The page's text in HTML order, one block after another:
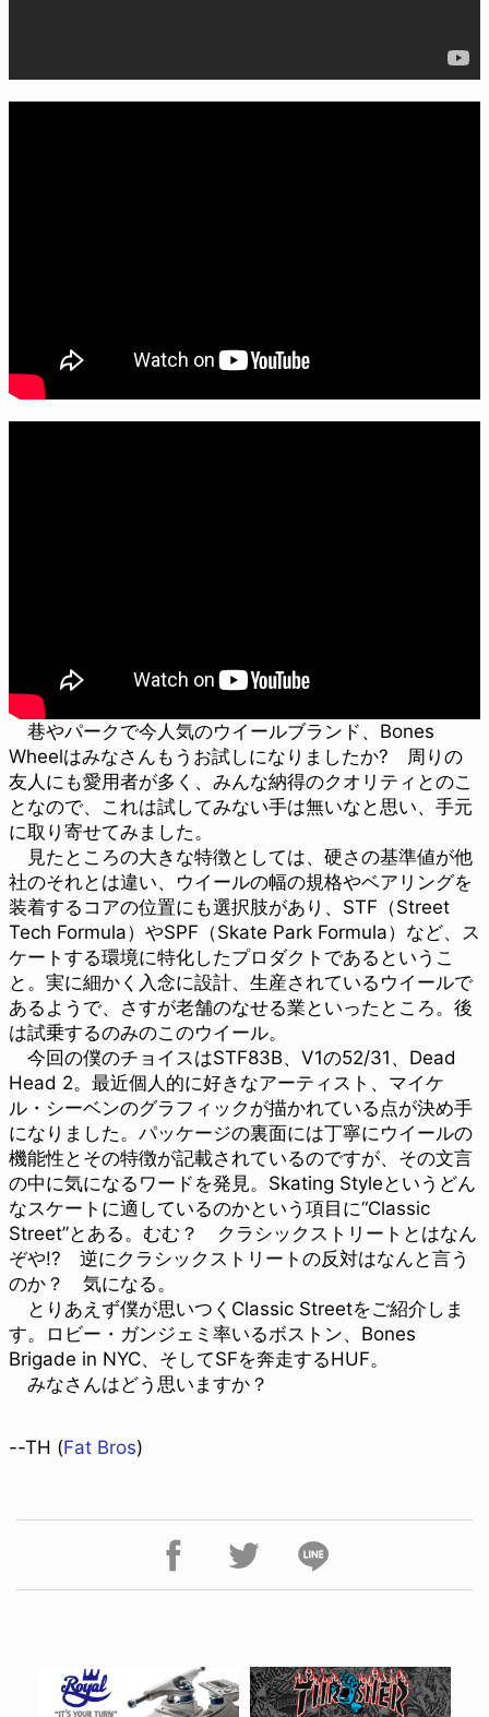
巷やパークで今人気のウイールブランド、Bones
Wheelはみなさんもうお試しになりましたか? 周りの
友人にも愛用者が多く、みんな納得のクオリティとのこ
となので、これは試してみない手は無いなと思い、手元
に取り寄せてみました。
見たところの大きな特徴としては、硬さの基準値が他
社のそれとは違い、ウイールの幅の規格やベアリングを
装着するコアの位置にも選択肢があり、STF（Street
Tech Formula）やSPF（Skate Park Formula）など、ス
ケートする環境に特化したプロダクトであるというこ
と。実に細かく入念に設計、生産されているウイールで
あるようで、さすが老舗のなせる業といったところ。後
は試乗するのみのこのウイール。
今回の僕のチョイスはSTF83B、V1の52/31、Dead
Head 2。最近個人的に好きなアーティスト、マイケ
ル・シーベンのグラフィックが描かれている点が決め手
になりました。パッケージの裏面には丁寧にウイールの
機能性とその特徴が記載されているのですが、その文言
の中に気になるワードを発見。Skating Styleというどん
なスケートに適しているのかという項目に“Classic
Street”とある。むむ？ クラシックストリートとはなん
ぞや!? 逆にクラシックストリートの反対はなんと言う
のか？ 気になる。
とりあえず僕が思いつくClassic Streetをご紹介しま
す。ロビー・ガンジェミ率いるボストン、Bones
Brigade in NYC、そしてSFを奔走するHUF。
みなさんはどう思いますか？
--TH (Fat Bros)